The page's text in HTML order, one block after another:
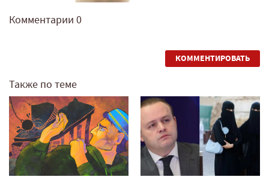
Комментарии 0
КОММЕНТИРОВАТЬ
Также по теме